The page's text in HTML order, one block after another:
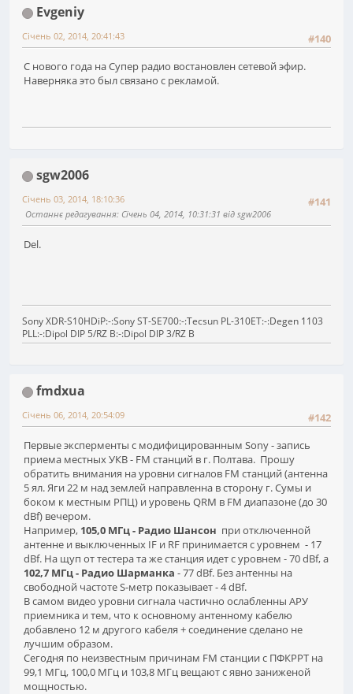
Evgeniy
#140
Січень 02, 2014, 20:41:43
С нового года на Супер радио востановлен сетевой эфир.
Наверняка это был связано с рекламой.
sgw2006
#141
Січень 03, 2014, 18:10:36
Останнє редагування: Січень 04, 2014, 10:31:31 від sgw2006
Del.
Sony XDR-S10HDiP:-:Sony ST-SE700:-:Tecsun PL-310ET:-:Degen 1103
PLL:-:Dipol DIP 5/RZ B:-:Dipol DIP 3/RZ B
fmdxua
#142
Січень 06, 2014, 20:54:09
Первые эксперменты с модифицированным Sony - запись
приема местных УКВ - FM станций в г. Полтава. Прошу
обратить внимания на уровни сигналов FM станций (антенна
5 ял. Яги 22 м над землей направленна в сторону г. Сумы и
боком к местным РПЦ) и уровень QRM в FM диапазоне (до 30
dBf) вечером.
Например, 105,0 МГц - Радио Шансон при отключенной
антенне и выключенных IF и RF принимается с уровнем - 17
dBf. На щуп от тестера та же станция идет с уровнем - 70 dBf, а
102,7 МГц - Радио Шарманка - 77 dBf. Без антенны на
свободной частоте S-метр показывает - 4 dBf.
В самом видео уровни сигнала частично ослабленны АРУ
приемника и тем, что к основному антенному кабелю
добавлено 12 м другого кабеля + соединение сделано не
лучшим образом.
Сегодня по неизвестным причинам FM станции с ПФКРРТ на
99,1 МГц, 100,0 МГц и 103,8 МГц вещают с явно заниженой
мощностью.